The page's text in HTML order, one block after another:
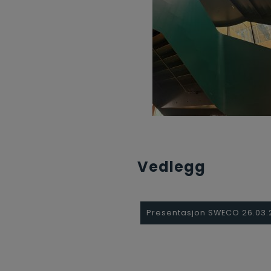
Vedlegg
Presentasjon SWECO